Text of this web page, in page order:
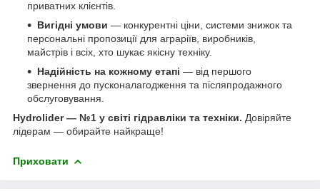
приватних клієнтів.
Вигідні умови — конкурентні ціни, системи знижок та
персональні пропозиції для аграріїв, виробників,
майстрів і всіх, хто шукає якісну техніку.
Надійність на кожному етапі — від першого
звернення до пусконалагодження та післяпродажного
обслуговування.
Hydrolider — №1 у світі гідравліки та техніки. Довіряйте
лідерам — обирайте найкраще!
Приховати